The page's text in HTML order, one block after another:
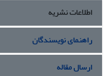
اطلاعات نشریه
راهنمای نویسندگان
ارسال مقاله